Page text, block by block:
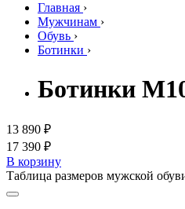
Главная ›
Мужчинам ›
Обувь ›
Ботинки ›
Ботинки
13 890 ₽
17 390 ₽
В корзину
Таблица размеров мужской